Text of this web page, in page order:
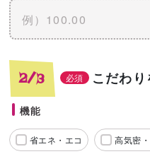
2/3 必須 こだわ
機能
省エネ・エコ 高気密